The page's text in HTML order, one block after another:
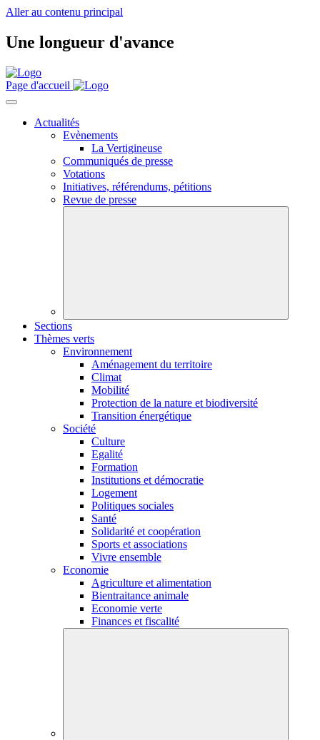
Aller au contenu principal
Une longueur d'avance
Page d'accueil
Actualités
Evènements
La Vertigineuse
Communiqués de presse
Votations
Initiatives, référendums, pétitions
Revue de presse
Sections
Thèmes verts
Environnement
Aménagement du territoire
Climat
Mobilité
Protection de la nature et biodiversité
Transition énergétique
Société
Culture
Egalité
Formation
Institutions et démocratie
Logement
Politiques sociales
Santé
Solidarité et coopération
Sports et associations
Vivre ensemble
Economie
Agriculture et alimentation
Bientraitance animale
Economie verte
Finances et fiscalité